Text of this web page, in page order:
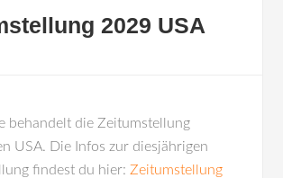
2029 USA
behandelt die Zeitumstellung
USA. Die Infos zur diesjährigen
findest du hier:Zeitumstellung